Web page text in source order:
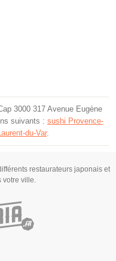
3000 317 Avenue Eugène
suivants : sushi Provence-
du-Var.
restaurateurs japonais et
ville.